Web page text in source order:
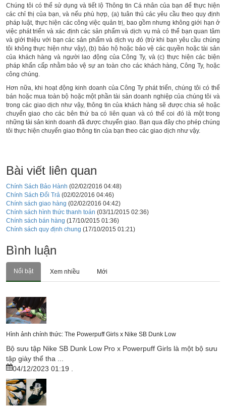
Chúng tôi có thể sử dụng và tiết lộ Thông tin Cá nhân của bạn để thực hiện
các chỉ thị của bạn, và nếu phù hợp, (a) tuân thủ các yêu cầu theo quy định
pháp luật, thực hiện các công việc quản trị, bao gồm nhưng không giới hạn ở
việc phát triển và xác định các sản phẩm và dịch vụ mà có thể bạn quan tâm
và giới thiệu với bạn các sản phẩm và dịch vụ đó (trừ khi bạn yêu cầu chúng
tôi không thực hiện như vậy), (b) bảo hộ hoặc bảo vệ các quyền hoặc tài sản
của khách hàng và người lao động của Công Ty, và (c) thực hiện các biện
pháp khẩn cấp nhằm bảo vệ sự an toàn cho các khách hàng, Công Ty, hoặc
công chúng.
Hơn nữa, khi hoạt động kinh doanh của Công Ty phát triển, chúng tôi có thể
bán hoặc mua toàn bộ hoặc một phần tài sản doanh nghiệp của chúng tôi và
trong các giao dịch như vậy, thông tin của khách hàng sẽ được chia sẻ hoặc
chuyển giao cho các bên thứ ba có liên quan và có thể coi đó là một trong
những tài sản kinh doanh đã được chuyển giao. Bạn qua đây cho phép chúng
tôi thực hiện chuyển giao thông tin của bạn theo các giao dịch như vậy.
Bài viết liên quan
Chính Sách Bảo Hành (02/02/2016 04:48)
Chính Sách Đổi Trả (02/02/2016 04:46)
Chính sách giao hàng (02/02/2016 04:42)
Chính sách hình thức thanh toán (03/11/2015 02:36)
Chính sách bán hàng (17/10/2015 01:36)
Chính sách quy định chung (17/10/2015 01:21)
Bình luận
Nổi bật Xem nhiều Mới
Hình ảnh chính thức: The Powerpuff Girls x Nike SB Dunk Low
Bộ sưu tập Nike SB Dunk Low Pro x Powerpuff Girls là một bộ sưu
tập giày thể tha ...
04/12/2023 01:19